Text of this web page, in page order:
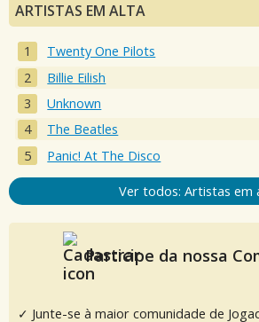
ARTISTAS EM ALTA
Twenty One Pilots
Billie Eilish
Unknown
The Beatles
Panic! At The Disco
Ver todos: Artistas em
Participe da nossa
✓ Junte-se à maior comunidade de